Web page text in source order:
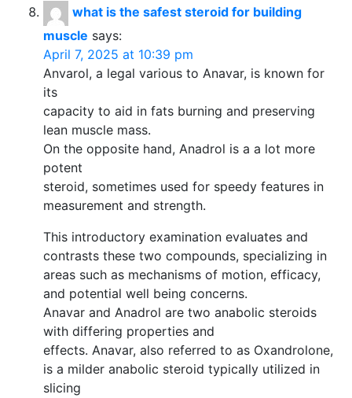
what is the safest steroid for building
muscle says:
April 7, 2025 at 10:39 pm
Anvarol, a legal various to Anavar, is known for
its
capacity to aid in fats burning and preserving
lean muscle mass.
On the opposite hand, Anadrol is a a lot more
potent
steroid, sometimes used for speedy features in
measurement and strength.
This introductory examination evaluates and
contrasts these two compounds, specializing in
areas such as mechanisms of motion, efficacy,
and potential well being concerns.
Anavar and Anadrol are two anabolic steroids
with differing properties and
effects. Anavar, also referred to as Oxandrolone,
is a milder anabolic steroid typically utilized in
slicing